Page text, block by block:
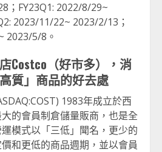
；FY23Q1: 2022/8/29~
2023/11/22~ 2023/2/13；
2023/5/8。
Costco（好市多），消
質」商品的好去處
1983年成立於西
的會員制倉儲量販商，也是全
模式以「三低」聞名，更少的
和更低的商品週期，並以會員